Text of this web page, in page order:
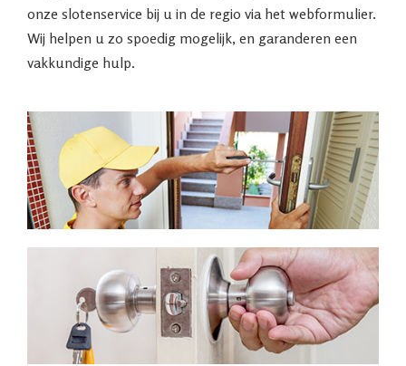
onze slotenservice bij u in de regio via het webformulier.
Wij helpen u zo spoedig mogelijk, en garanderen een
vakkundige hulp.